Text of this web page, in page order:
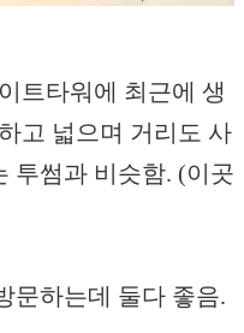
트타워에 최근에 생
고 넓으며 거리도 사
투썸과 비슷함. (이곳
문하는데 둘다 좋음.